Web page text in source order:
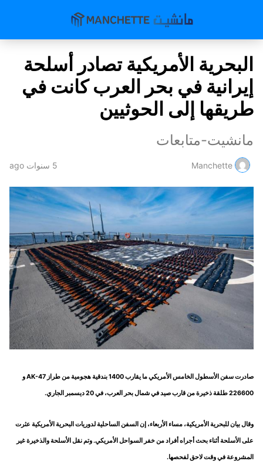
البحرية الأمريكية تصادر أسلحة
إيرانية في بحر العرب كانت في
طريقها إلى الحوثيين
مانشيت-متابعات
Manchette 5 سنوات ago
صادرت سفن الأسطول الخامس الأمريكي ما يقارب 1400 بندقية هجومية من طراز AK-47 و
226600 طلقة ذخيرة من قارب صيد في شمال بحر العرب، في 20 ديسمبر الجاري.
وقال بيان للبحرية الأمريكية، مساء الأربعاء، إن السفن الساحلية لدوريات البحرية الأمريكية عثرت
على الأسلحة أثناء بحث أجراه أفراد من خفر السواحل الأمريكي. وتم نقل الأسلحة والذخيرة غير
المشروعة في وقت لاحق لفحصها.